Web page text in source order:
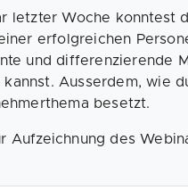
letzter Woche konntest
erfolgreichen
und differenzierende
kannst. Ausserdem, wie
besetzt.
Aufzeichnung des